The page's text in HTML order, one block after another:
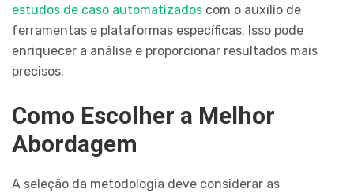
estudos de caso automatizados com o auxílio de
ferramentas e plataformas específicas. Isso pode
enriquecer a análise e proporcionar resultados mais
precisos.
Como Escolher a Melhor
Abordagem
A seleção da metodologia deve considerar as